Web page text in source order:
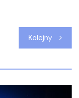
Kolejny